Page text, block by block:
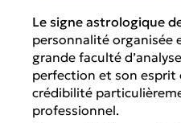
Le signe astrologique
personnalité organisée
grande faculté
perfection et son
crédibilité
professionnel.